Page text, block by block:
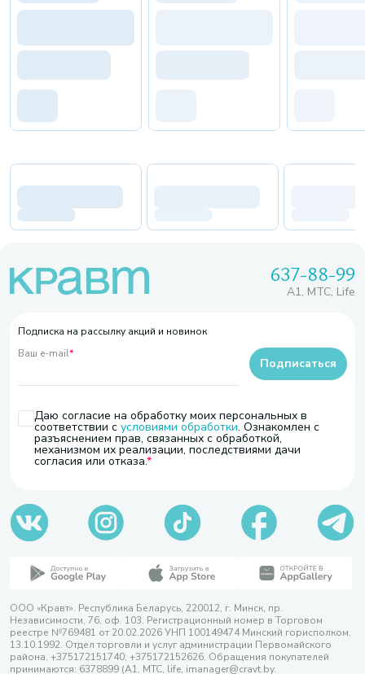
637-88-99
A1, МТС, Life
Подписка на рассылку акций и новинок
Ваш e-mail*
Даю согласие на обработку моих персональных в
соответствии с условиями обработки. Ознакомлен с
разъяснением прав, связанных с обработкой,
механизмом их реализации, последствиями дачи
согласия или отказа.
Подписаться
ООО «Кравт». Республика Беларусь, 220012, г. Минск, пр.
Независимости, 76, оф. 103. Регистрационный номер в Торговом
реестре №769481 от 20.02.2026 УНП 100149474 Минский горисполком,
13.10.1992. Отдел торговли и услуг администрации Первомайского
района, +375172151740; +375172152626. Обращения покупателей
принимаются: 6378899 (А1, МТС, life, imanager@cravt.by.